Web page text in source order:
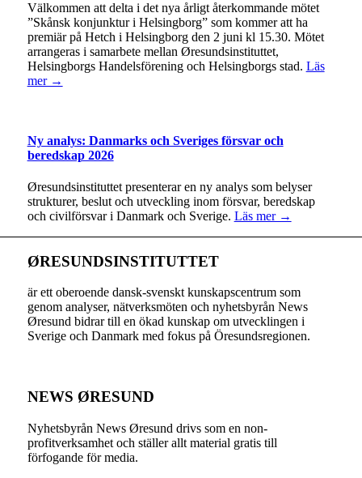
Välkommen att delta i det nya årligt återkommande mötet
”Skånsk konjunktur i Helsingborg” som kommer att ha
premiär på Hetch i Helsingborg den 2 juni kl 15.30. Mötet
arrangeras i samarbete mellan Øresundsinstituttet,
Helsingborgs Handelsförening och Helsingborgs stad. Läs
mer →
Ny analys: Danmarks och Sveriges försvar och
beredskap 2026
Øresundsinstituttet presenterar en ny analys som belyser
strukturer, beslut och utveckling inom försvar, beredskap
och civilförsvar i Danmark och Sverige. Läs mer →
ØRESUNDSINSTITUTTET
är ett oberoende dansk-svenskt kunskapscentrum som
genom analyser, nätverksmöten och nyhetsbyrån News
Øresund bidrar till en ökad kunskap om utvecklingen i
Sverige och Danmark med fokus på Öresundsregionen.
NEWS ØRESUND
Nyhetsbyrån News Øresund drivs som en non-
profitverksamhet och ställer allt material gratis till
förfogande för media.